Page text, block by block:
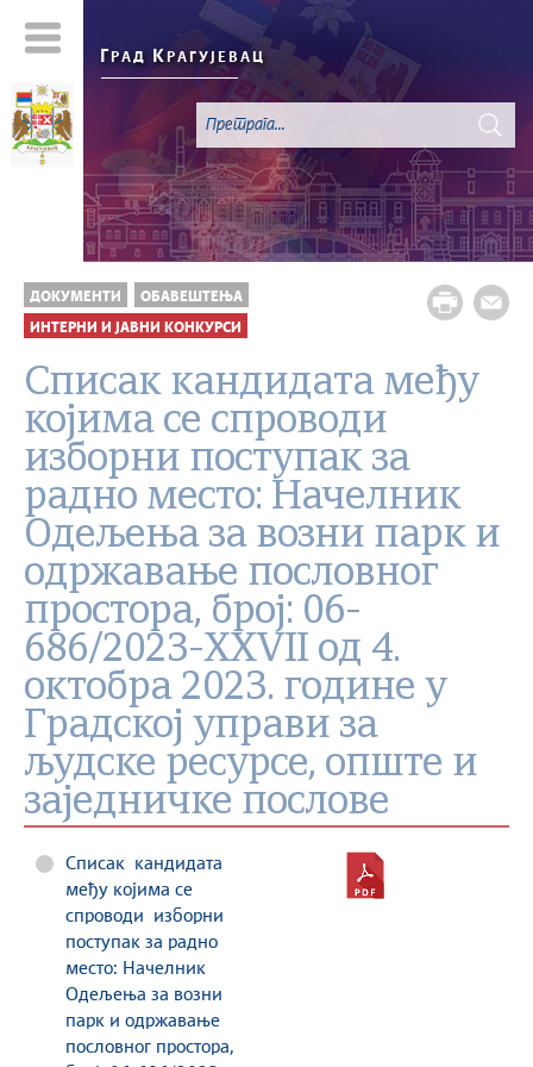
Г РАД К РАГУЈЕВАЦ
ДОКУМЕНТИ ОБАВЕШТЕЊА
ИНТЕРНИ И ЈАВНИ КОНКУРСИ
Списак кандидата међу
којима се спроводи
изборни поступак за
радно место: Начелник
Одељења за возни парк и
одржавање пословног
простора, број: 06-
686/2023-XXVII од 4.
октобра 2023. године у
Градској управи за
људске ресурсе, опште и
заједничке послове
Списак кандидата
међу којима се
спроводи изборни
поступак за радно
место: Начелник
Одељења за возни
парк и одржавање
пословног простора,